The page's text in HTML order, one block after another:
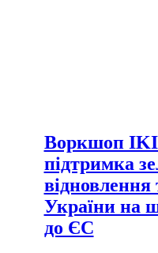
Воркшоп IKI
підтримка
відновлення
України на
до ЄС